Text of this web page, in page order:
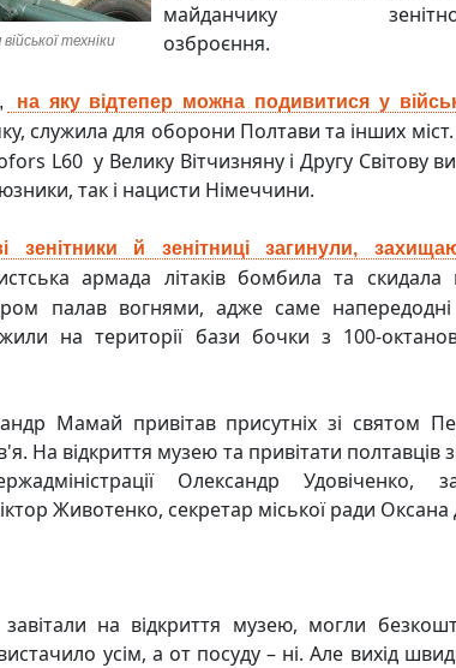
техніки
майданчику зенітно-
озброєння.
,
на яку відтепер можна подивитися у
служила для оборони Полтави та інших міст.
L60 у Велику Вітчизняну і Другу Світову
так і нацисти Німеччини.
зенітники й зенітниці загинули,
армада літаків бомбила та скидала
палав вогнями, адже саме
на території бази бочки з 100-
Мамай привітав присутніх зі святом
На відкриття музею та привітати полтавців
Олександр Удовіченко,
Животенко, секретар міської ради
на відкриття музею, могли
усім, а от посуду – ні. Але вихід